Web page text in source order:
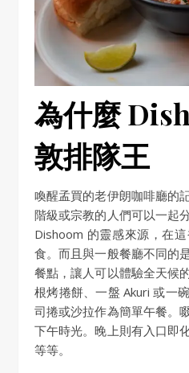
為什麼
敦排隊王
喚醒孟買的老伊朗咖啡廳的
階級或宗教的人們可以一起
Dishoom 的靈感來源，在
食。而且與一般餐廳不同的
餐點，讓人可以體驗全天候
根烤捲餅、一盤 Akuri 或一
司捲或沙拉作為簡單午餐。
下午時光。晚上則有入口即
等等。